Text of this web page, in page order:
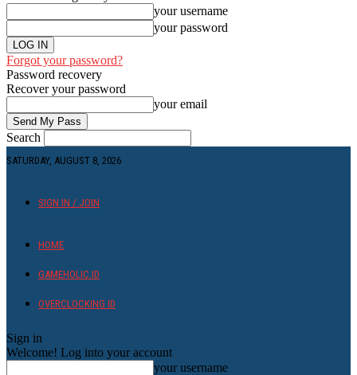
your username
your password
Forgot your password?
Password recovery
Recover your password
your email
Search
SATURDAY, AUGUST 8, 2026
SIGN IN / JOIN
HOME
GAMEHOLIC.ID
OVERCLOCKING ID
Sign in
Welcome! Log into your account
your username